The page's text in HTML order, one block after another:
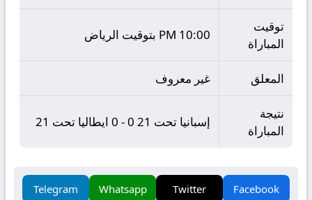
توقيت
المباراة
10:00 PM بتوقيت الرياض
المعلق غير معروف
نتيجة
المباراة
إسبانيا تحت 21 0 - 0 ايطاليا تحت 21
Facebook
Twitter
Whatsapp
Telegram